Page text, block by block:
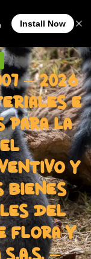
– 2026
E
PARA LA
Y
BIENES
DEL
FLORA Y
–